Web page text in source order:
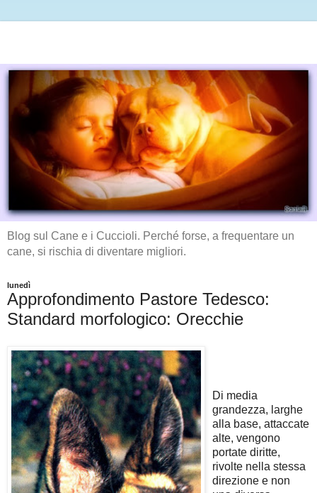
Blog sul Cane e i Cuccioli. Perché forse, a frequentare un
cane, si rischia di diventare migliori.
lunedì
Approfondimento Pastore Tedesco:
Standard morfologico: Orecchie
Di media
grandezza, larghe
alla base, attaccate
alte, vengono
portate diritte,
rivolte nella stessa
direzione e non